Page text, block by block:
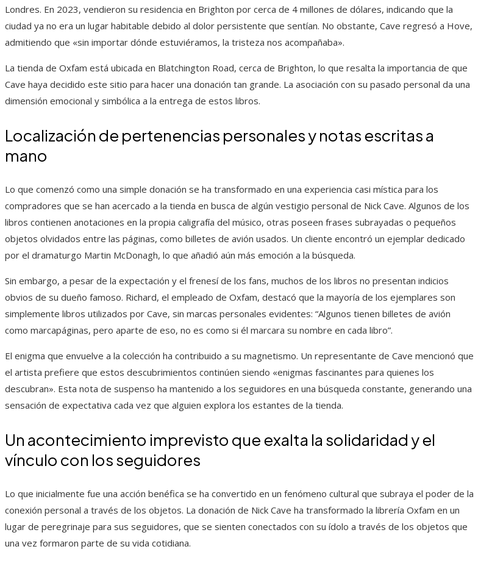
Londres. En 2023, vendieron su residencia en Brighton por cerca de 4 millones de dólares, indicando que la
ciudad ya no era un lugar habitable debido al dolor persistente que sentían. No obstante, Cave regresó a Hove,
admitiendo que «sin importar dónde estuviéramos, la tristeza nos acompañaba».
La tienda de Oxfam está ubicada en Blatchington Road, cerca de Brighton, lo que resalta la importancia de que
Cave haya decidido este sitio para hacer una donación tan grande. La asociación con su pasado personal da una
dimensión emocional y simbólica a la entrega de estos libros.
Localización de pertenencias personales y notas escritas a
mano
Lo que comenzó como una simple donación se ha transformado en una experiencia casi mística para los
compradores que se han acercado a la tienda en busca de algún vestigio personal de Nick Cave. Algunos de los
libros contienen anotaciones en la propia caligrafía del músico, otras poseen frases subrayadas o pequeños
objetos olvidados entre las páginas, como billetes de avión usados. Un cliente encontró un ejemplar dedicado
por el dramaturgo Martin McDonagh, lo que añadió aún más emoción a la búsqueda.
Sin embargo, a pesar de la expectación y el frenesí de los fans, muchos de los libros no presentan indicios
obvios de su dueño famoso. Richard, el empleado de Oxfam, destacó que la mayoría de los ejemplares son
simplemente libros utilizados por Cave, sin marcas personales evidentes: “Algunos tienen billetes de avión
como marcapáginas, pero aparte de eso, no es como si él marcara su nombre en cada libro”.
El enigma que envuelve a la colección ha contribuido a su magnetismo. Un representante de Cave mencionó que
el artista prefiere que estos descubrimientos continúen siendo «enigmas fascinantes para quienes los
descubran». Esta nota de suspenso ha mantenido a los seguidores en una búsqueda constante, generando una
sensación de expectativa cada vez que alguien explora los estantes de la tienda.
Un acontecimiento imprevisto que exalta la solidaridad y el
vínculo con los seguidores
Lo que inicialmente fue una acción benéfica se ha convertido en un fenómeno cultural que subraya el poder de la
conexión personal a través de los objetos. La donación de Nick Cave ha transformado la librería Oxfam en un
lugar de peregrinaje para sus seguidores, que se sienten conectados con su ídolo a través de los objetos que
una vez formaron parte de su vida cotidiana.